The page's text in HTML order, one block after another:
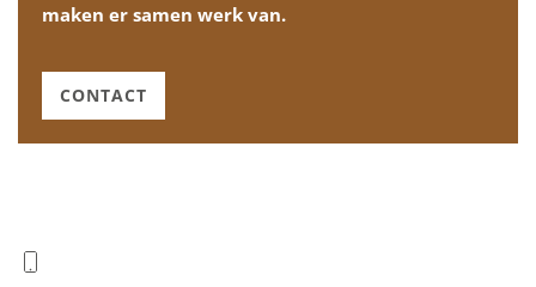
maken er samen werk van.
CONTACT